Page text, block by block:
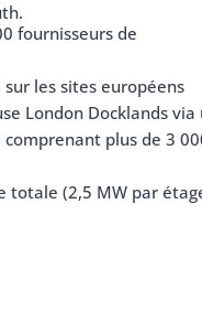
fournisseurs de
les sites européens
London Docklands via
plus de 3
totale (2,5 MW par